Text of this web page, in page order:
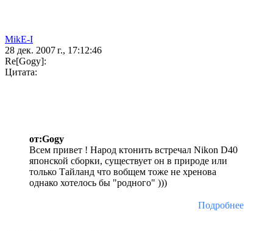
MikE-I
28 дек. 2007 г., 17:12:46
Re[Gogy]:
Цитата:
от:Gogy
Всем привет ! Народ ктонить встречал Nikon D40
японской сборки, существует он в природе или
только Тайланд что вобщем тоже не хренова
однако хотелось бы "родного" )))
Подробнее